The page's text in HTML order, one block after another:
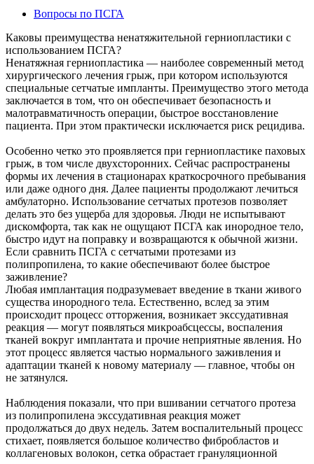
Вопросы по ПСГА
Каковы преимущества ненатяжительной герниопластики с
использованием ПСГА?
Ненатяжная герниопластика — наиболее современный метод
хирургического лечения грыж, при котором используются
специальные сетчатые импланты. Преимущество этого метода
заключается в том, что он обеспечивает безопасность и
малотравматичность операции, быстрое восстановление
пациента. При этом практически исключается риск рецидива.
Особенно четко это проявляется при герниопластике паховых
грыж, в том числе двухсторонних. Сейчас распространены
формы их лечения в стационарах краткосрочного пребывания
или даже одного дня. Далее пациенты продолжают лечиться
амбулаторно. Использование сетчатых протезов позволяет
делать это без ущерба для здоровья. Люди не испытывают
дискомфорта, так как не ощущают ПСГА как инородное тело,
быстро идут на поправку и возвращаются к обычной жизни.
Если сравнить ПСГА с сетчатыми протезами из
полипропилена, то какие обеспечивают более быстрое
заживление?
Любая имплантация подразумевает введение в ткани живого
существа инородного тела. Естественно, вслед за этим
происходит процесс отторжения, возникает экссудативная
реакция — могут появляться микроабсцессы, воспаления
тканей вокруг имплантата и прочие неприятные явления. Но
этот процесс является частью нормального заживления и
адаптации тканей к новому материалу — главное, чтобы он
не затянулся.
Наблюдения показали, что при вшивании сетчатого протеза
из полипропилена экссудативная реакция может
продолжаться до двух недель. Затем воспалительный процесс
стихает, появляется большое количество фибробластов и
коллагеновых волокон, сетка обрастает грануляционной